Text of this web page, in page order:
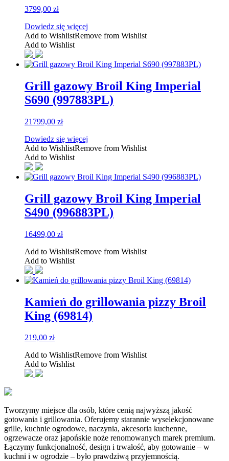
3799,00 zł
Dowiedz się więcej
Add to WishlistRemove from Wishlist
Add to Wishlist
Grill gazowy Broil King Imperial
S690 (997883PL)
21799,00 zł
Dowiedz się więcej
Add to WishlistRemove from Wishlist
Add to Wishlist
Grill gazowy Broil King Imperial
S490 (996883PL)
16499,00 zł
Add to WishlistRemove from Wishlist
Add to Wishlist
Kamień do grillowania pizzy Broil
King (69814)
219,00 zł
Add to WishlistRemove from Wishlist
Add to Wishlist
Tworzymy miejsce dla osób, które cenią najwyższą jakość
gotowania i grillowania. Oferujemy starannie wyselekcjonowane
grille, kuchnie ogrodowe, naczynia, akcesoria kuchenne,
ogrzewacze oraz japońskie noże renomowanych marek premium.
Łączymy funkcjonalność, design i trwałość, aby gotowanie – w
kuchni i w ogrodzie – było prawdziwą przyjemnością.